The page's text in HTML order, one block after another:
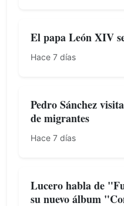
El papa León XIV
Hace 7 días
Pedro Sánchez
de migrantes
Hace 7 días
Lucero habla de
su nuevo álbum